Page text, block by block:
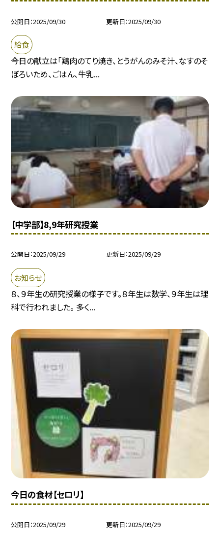
公開日 2025/09/30 更新日 2025/09/30
給食
今日の献立は「鶏肉のてり焼き、とうがんのみそ汁、なすのそ
ぼろいため、ごはん、牛乳...
【中学部】8,9年研究授業
公開日 2025/09/29 更新日 2025/09/29
お知らせ
８、９年生の研究授業の様子です。８年生は数学、９年生は理
科で行われました。 多く...
今日の食材【セロリ】
公開日 2025/09/29 更新日 2025/09/29